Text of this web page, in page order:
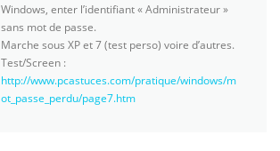
Windows, enter l’identifiant « Administrateur »
sans mot de passe.
Marche sous XP et 7 (test perso) voire d’autres.
Test/Screen :
http://www.pcastuces.com/pratique/windows/m
ot_passe_perdu/page7.htm